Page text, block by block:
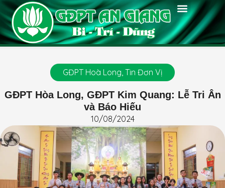
GĐPT Hoà Long, Tin Đơn Vị
GĐPT Hòa Long, GĐPT Kim Quang: Lễ Tri Ân
và Báo Hiếu
10/08/2024